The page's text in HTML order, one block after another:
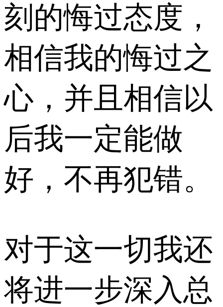
刻的悔过态度，
相信我的悔过之
心，并且相信以
后我一定能做
好，不再犯错。
对于这一切我还
将进一步深入总